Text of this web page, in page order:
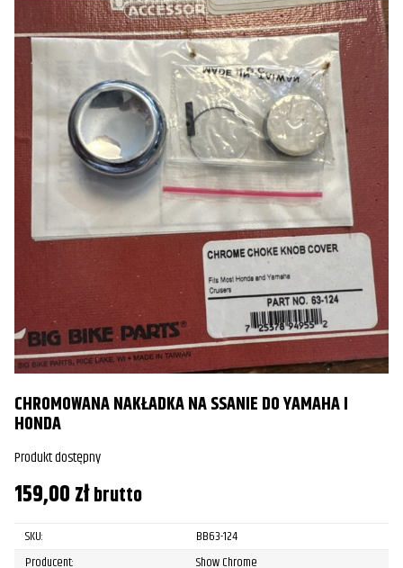
CHROMOWANA NAKŁADKA NA SSANIE DO YAMAHA I
HONDA
Produkt dostępny
159,00złbrutto
SKU:
BB63-124
Producent:
Show Chrome